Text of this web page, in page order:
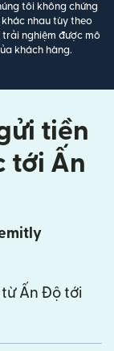
tôi không chứng
nhau tùy theo
nghiệm được mô
khách hàng.
tiền
tới Ấn
Ấn Độ tới